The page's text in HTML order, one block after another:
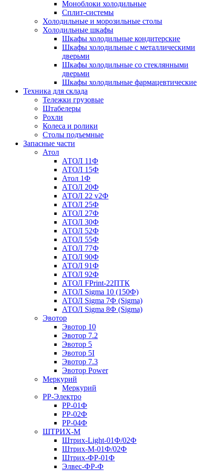
Моноблоки холодильные
Сплит-системы
Холодильные и морозильные столы
Холодильные шкафы
Шкафы холодильные кондитерские
Шкафы холодильные с металлическими
дверьми
Шкафы холодильные со стеклянными
дверьми
Шкафы холодильные фармацевтические
Техника для склада
Тележки грузовые
Штабелеры
Рохли
Колеса и ролики
Столы подъемные
Запасные части
Атол
АТОЛ 11Ф
АТОЛ 15Ф
Атол 1Ф
АТОЛ 20Ф
АТОЛ 22 v2Ф
АТОЛ 25Ф
АТОЛ 27Ф
АТОЛ 30Ф
АТОЛ 52Ф
АТОЛ 55Ф
АТОЛ 77Ф
АТОЛ 90Ф
АТОЛ 91Ф
АТОЛ 92Ф
АТОЛ FPrint-22ПТК
АТОЛ Sigma 10 (150Ф)
АТОЛ Sigma 7Ф (Sigma)
АТОЛ Sigma 8Ф (Sigma)
Эвотор
Эвотор 10
Эвотор 7.2
Эвотор 5
Эвотор 5I
Эвотор 7.3
Эвотор Power
Меркурий
Меркурий
РР-Электро
РР-01Ф
РР-02Ф
РР-04Ф
ШТРИХ-М
Штрих-Light-01Ф/02Ф
Штрих-М-01Ф/02Ф
Штрих-ФР-01Ф
Элвес-ФР-Ф